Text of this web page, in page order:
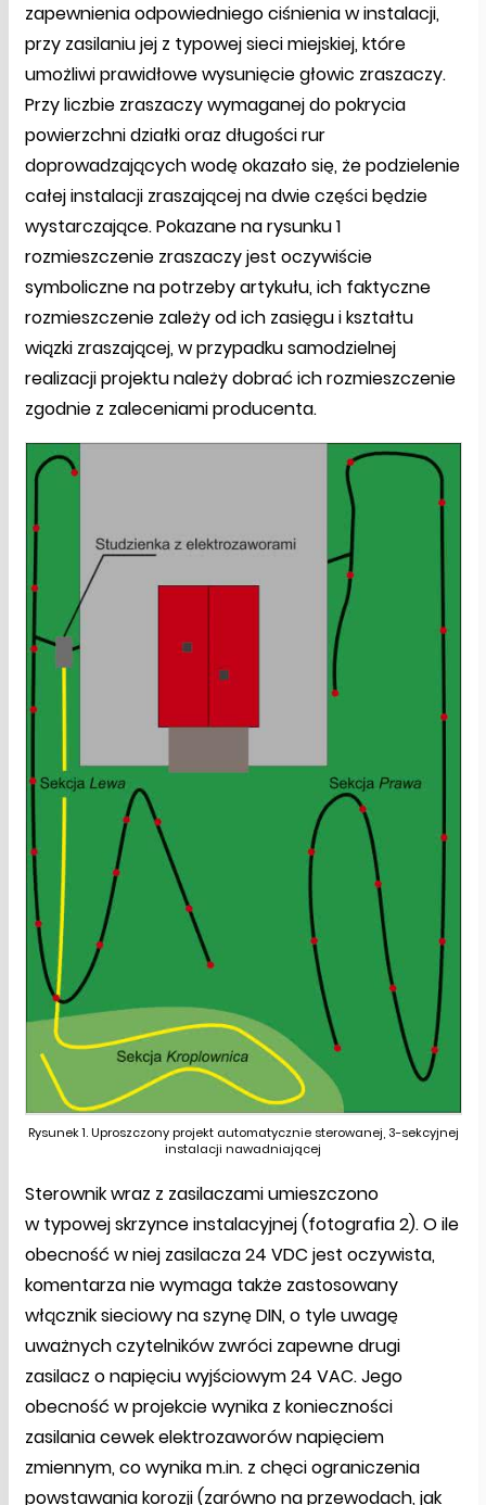
zapewnienia odpowiedniego ciśnienia w instalacji,
przy zasilaniu jej z typowej sieci miejskiej, które
umożliwi prawidłowe wysunięcie głowic zraszaczy.
Przy liczbie zraszaczy wymaganej do pokrycia
powierzchni działki oraz długości rur
doprowadzających wodę okazało się, że podzielenie
całej instalacji zraszającej na dwie części będzie
wystarczające. Pokazane na rysunku 1
rozmieszczenie zraszaczy jest oczywiście
symboliczne na potrzeby artykułu, ich faktyczne
rozmieszczenie zależy od ich zasięgu i kształtu
wiązki zraszającej, w przypadku samodzielnej
realizacji projektu należy dobrać ich rozmieszczenie
zgodnie z zaleceniami producenta.
Rysunek 1. Uproszczony projekt automatycznie sterowanej, 3-sekcyjnej
instalacji nawadniającej
Sterownik wraz z zasilaczami umieszczono
w typowej skrzynce instalacyjnej (fotografia 2). O ile
obecność w niej zasilacza 24 VDC jest oczywista,
komentarza nie wymaga także zastosowany
włącznik sieciowy na szynę DIN, o tyle uwagę
uważnych czytelników zwróci zapewne drugi
zasilacz o napięciu wyjściowym 24 VAC. Jego
obecność w projekcie wynika z konieczności
zasilania cewek elektrozaworów napięciem
zmiennym, co wynika m.in. z chęci ograniczenia
powstawania korozji (zarówno na przewodach, jak